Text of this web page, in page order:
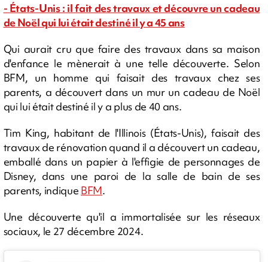
- États-Unis : il fait des travaux et découvre un cadeau
de Noël qui lui était destiné il y a 45 ans
Qui aurait cru que faire des travaux dans sa maison
d'enfance le mènerait à une telle découverte. Selon
BFM, un homme qui faisait des travaux chez ses
parents, a découvert dans un mur un cadeau de Noël
qui lui était destiné il y a plus de 40 ans.
Tim King, habitant de l'Illinois (États-Unis), faisait des
travaux de rénovation quand il a découvert un cadeau,
emballé dans un papier à l'effigie de personnages de
Disney, dans une paroi de la salle de bain de ses
parents, indique BFM.
Une découverte qu'il a immortalisée sur les réseaux
sociaux, le 27 décembre 2024.